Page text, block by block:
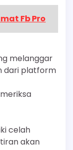
Fb Pro
melanggar
dari platform
celah
akan